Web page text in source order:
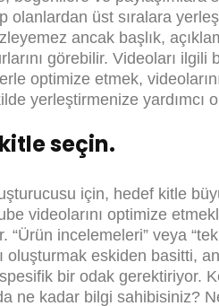
olanlardan üst sıralara
ancak başlık,
görebilir. Videoları ilgili
optimize etmek,
yerleştirmenize yardımcı
seçin.
için, hedef kitle
videolarını optimize
“Ürün incelemeleri” veya
oluşturmak eskiden basitti,
bir odak gerektiriyor.
ne kadar bilgi sahibisiniz?